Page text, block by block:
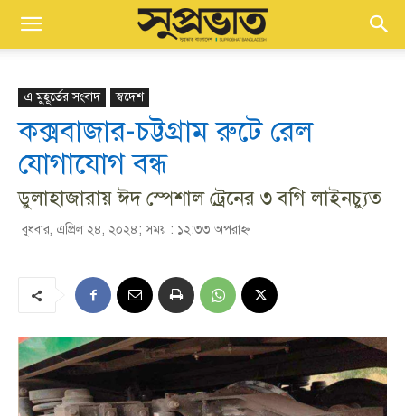
এ মুহূর্তের সংবাদ স্বদেশ
কক্সবাজার-চট্টগ্রাম রুটে রেল
যোগাযোগ বন্ধ
ডুলাহাজারায় ঈদ স্পেশাল ট্রেনের ৩ বগি লাইনচ্যুত
বুধবার, এপ্রিল ২৪, ২০২৪; সময় : ১২:৩৩ অপরাহ্ণ